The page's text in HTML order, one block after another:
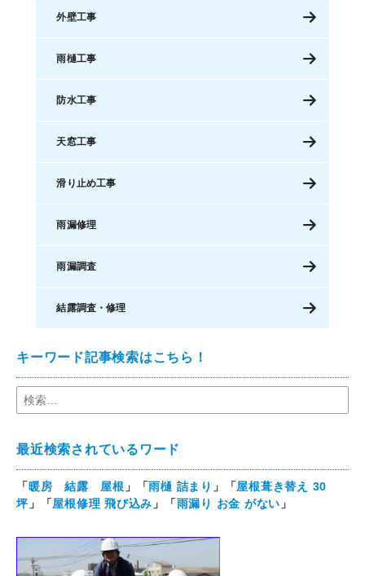
外壁工事
雨樋工事
防水工事
天窓工事
滑り止め工事
雨漏修理
雨漏調査
結露調査・修理
キーワード記事検索はこちら！
最近検索されているワード
「暖房 結露 屋根 」「雨樋 詰まり 」「屋根葺き替え 30
坪」「屋根修理 飛び込み 」「雨漏り お金 がない 」